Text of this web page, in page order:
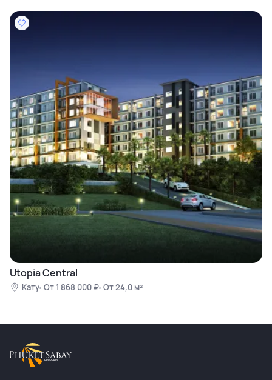
значимых инноваций. Связанные общим видением, они
неустанно стремятся к повышению отраслевых
Utopia Central
Кату От 1 868 000 ₽ От 24,0 м²